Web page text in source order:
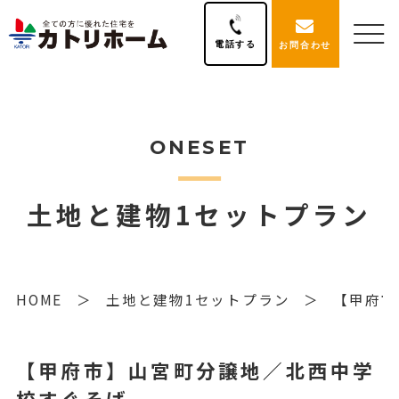
電話する お問合わせ
ONESET
土地と建物1セットプラン
HOME 土地と建物1セットプラン 【甲府
【甲府市】山宮町分譲地／北西中学